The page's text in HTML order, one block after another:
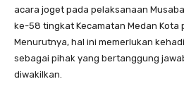
acara joget pada pelaksanaan
ke-58 tingkat Kecamatan Medan Kota
Menurutnya, hal ini memerlukan
sebagai pihak yang bertanggung
diwakilkan.